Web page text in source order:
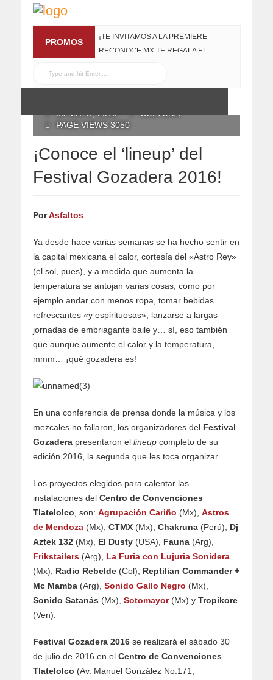
PROMOS
RECONOCE MX TE REGALA EL
COMPILADO
30 MAYO, 2016
CULTURA
PAGE VIEWS 3050
¡Conoce el ‘lineup’ del
Festival Gozadera 2016!
PorAsfaltos
Ya desde hace varias semanas se ha hecho sentir en
la capital mexicana el calor, cortesía del «Astro Rey»
(el sol, pues), y a medida que aumenta la
temperatura se antojan varias cosas; como por
ejemplo andar con menos ropa, tomar bebidas
refrescantes «y espirituosas», lanzarse a largas
jornadas de embriagante baile y… sí, eso también
que aunque aumente el calor y la temperatura,
mmm… ¡qué gozadera es!
En una conferencia de prensa donde la música y los
mezcales no fallaron, los organizadores del Festival
Gozadera presentaron el lineup completo de su
edición 2016, la segunda que les toca organizar.
Los proyectos elegidos para calentar las
instalaciones del Centro de Convenciones
Tlatelolco , son: Agrupación Cariño (Mx), Astros
de Mendoza (Mx), CTMX (Mx), Chakruna (Perú),
Dj
Aztek 132 (Mx), El Dusty (USA), Fauna (Arg),
Frikstailers (Arg), La Furia con Lujuria Sonidera
(Mx), Radio Rebelde (Col), Reptilian Commander +
Mc Mamba (Arg), Sonido Gallo Negro (Mx),
Sonido Satanás (Mx), Sotomayor (Mx) y Tropikore
(Ven).
Festival Gozadera 2016 se realizará el sábado 30
de julio de 2016 en el Centro de Convenciones
Tlatelolco (Av. Manuel González No.171,